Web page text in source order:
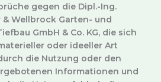
gegen die Dipl.-Ing.
& Wellbrock Garten- und
GmbH & Co. KG, die sich
oder ideeller Art
die Nutzung oder den
Informationen und